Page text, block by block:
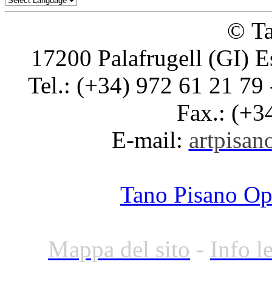
©
17200 Palafrugell (GI)
Tel.: (+34) 972 61 21
Fax.:
E-mail:
Tano Pisano
Mappa del sito - Info